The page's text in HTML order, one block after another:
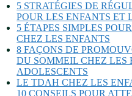
5 STRATÉGIES DE
POUR LES ENFANTS ET
5 ÉTAPES SIMPLES
CHEZ LES ENFANTS
8 FAÇONS DE
DU SOMMEIL CHEZ LES
ADOLESCENTS
LE TDAH CHEZ LES
10 CONSEILS POUR